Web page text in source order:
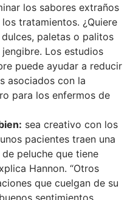
los sabores extraños
tratamientos. ¿Quiere
paletas o palitos
Los estudios
puede ayudar a reducir
asociados con la
para los enfermos de
sea creativo con los
pacientes traen una
peluche que tiene
Hannon. “Otros
que cuelgan de su
sentimientos